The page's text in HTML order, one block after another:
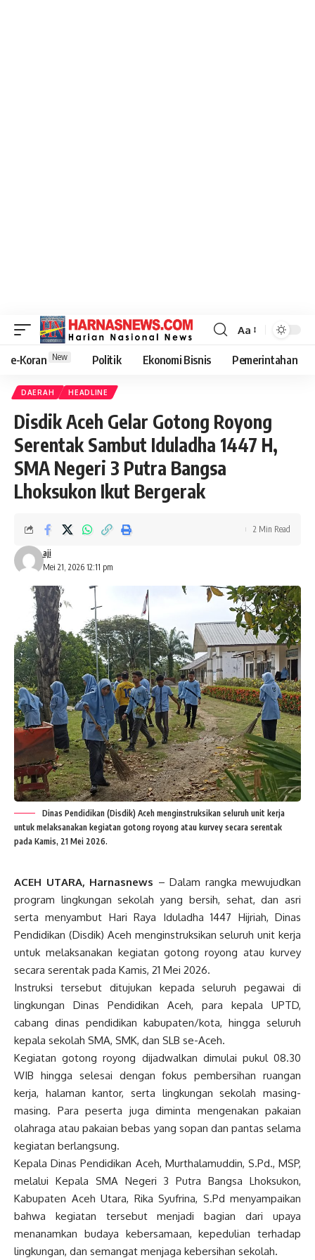
Aa
e-Koran New Politik Ekonomi Bisnis Pemerintahan
DAERAH HEADLINE
Disdik Aceh Gelar Gotong Royong
Serentak Sambut Iduladha 1447 H,
SMA Negeri 3 Putra Bangsa
Lhoksukon Ikut Bergerak
Mei 21, 2026 12:11 pm
aji
2 Min Read
Dinas Pendidikan (Disdik) Aceh menginstruksikan seluruh unit kerja
untuk melaksanakan kegiatan gotong royong atau kurvey secara serentak
pada Kamis, 21 Mei 2026.
ACEH UTARA, Harnasnews – Dalam rangka mewujudkan
program lingkungan sekolah yang bersih, sehat, dan asri
serta menyambut Hari Raya Iduladha 1447 Hijriah, Dinas
Pendidikan (Disdik) Aceh menginstruksikan seluruh unit kerja
untuk melaksanakan kegiatan gotong royong atau kurvey
secara serentak pada Kamis, 21 Mei 2026.
Instruksi tersebut ditujukan kepada seluruh pegawai di
lingkungan Dinas Pendidikan Aceh, para kepala UPTD,
cabang dinas pendidikan kabupaten/kota, hingga seluruh
kepala sekolah SMA, SMK, dan SLB se-Aceh.
Kegiatan gotong royong dijadwalkan dimulai pukul 08.30
WIB hingga selesai dengan fokus pembersihan ruangan
kerja, halaman kantor, serta lingkungan sekolah masing-
masing. Para peserta juga diminta mengenakan pakaian
olahraga atau pakaian bebas yang sopan dan pantas selama
kegiatan berlangsung.
Kepala Dinas Pendidikan Aceh, Murthalamuddin, S.Pd., MSP,
melalui Kepala SMA Negeri 3 Putra Bangsa Lhoksukon,
Kabupaten Aceh Utara, Rika Syufrina, S.Pd menyampaikan
bahwa kegiatan tersebut menjadi bagian dari upaya
menanamkan budaya kebersamaan, kepedulian terhadap
lingkungan, dan semangat menjaga kebersihan sekolah.